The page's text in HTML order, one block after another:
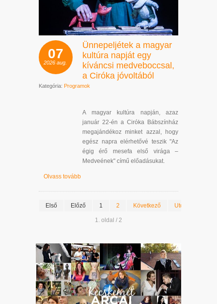
07
2026 aug.
Ünnepeljétek a magyar
kultúra napját egy
kíváncsi medveboccsal,
a Ciróka jóvoltából
Kategória: Programok
A magyar kultúra napján, azaz
január 22-én a Ciróka Bábszínház
megajándékoz minket azzal, hogy
egész napra elérhetővé teszik "Az
égig érő mesefa első virága –
Medveének" című előadásukat.
Olvass tovább
Első Előző 1 2 Következő Utolsó
1. oldal / 2